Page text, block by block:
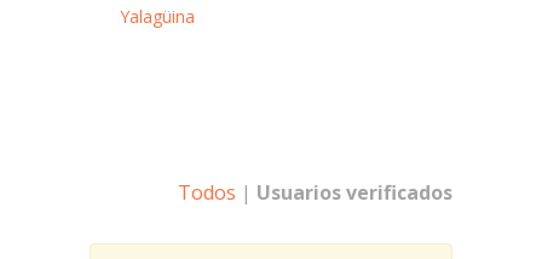
Yalagüina
Todos | Usuarios verificados